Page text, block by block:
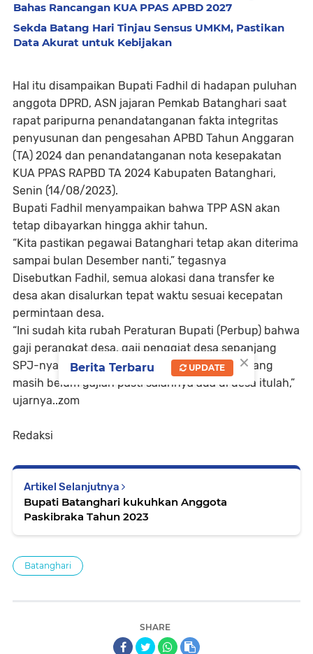
Bahas Rancangan KUA PPAS APBD 2027
Sekda Batang Hari Tinjau Sensus UMKM, Pastikan
Data Akurat untuk Kebijakan
Hal itu disampaikan Bupati Fadhil di hadapan puluhan
anggota DPRD, ASN jajaran Pemkab Batanghari saat
rapat paripurna penandatanganan fakta integritas
penyusunan dan pengesahan APBD Tahun Anggaran
(TA) 2024 dan penandatanganan nota kesepakatan
KUA PPAS RAPBD TA 2024 Kabupaten Batanghari,
Senin (14/08/2023).
Bupati Fadhil menyampaikan bahwa TPP ASN akan
tetap dibayarkan hingga akhir tahun.
“Kita pastikan pegawai Batanghari tetap akan diterima
sampai bulan Desember nanti,” tegasnya
Disebutkan Fadhil, semua alokasi dana transfer ke
desa akan disalurkan tepat waktu sesuai kecepatan
permintaan desa.
“Ini sudah kita rubah Peraturan Bupati (Perbup) bahwa
gaji perangkat desa, gaji penggiat desa sepanjang
SPJ-nya sudah, ajukan saja. Kalau ada desa yang
masih belum gajian pasti salahnya ada di desa itulah,”
ujarnya..zom
Redaksi
Artikel Selanjutnya
Bupati Batanghari kukuhkan Anggota
Paskibraka Tahun 2023
Batanghari
SHARE
×
Berita Terbaru UPDATE